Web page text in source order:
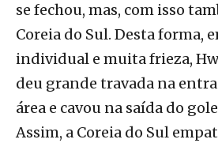
se fechou, mas, com isso
Coreia do Sul. Desta forma,
individual e muita frieza,
deu grande travada na
área e cavou na saída do
Assim, a Coreia do Sul